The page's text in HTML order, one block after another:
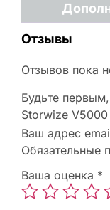
Отзывы
Отзывов пока
Будьте
Storwize
Ваш адрес
Обязательные
Ваша оценка *